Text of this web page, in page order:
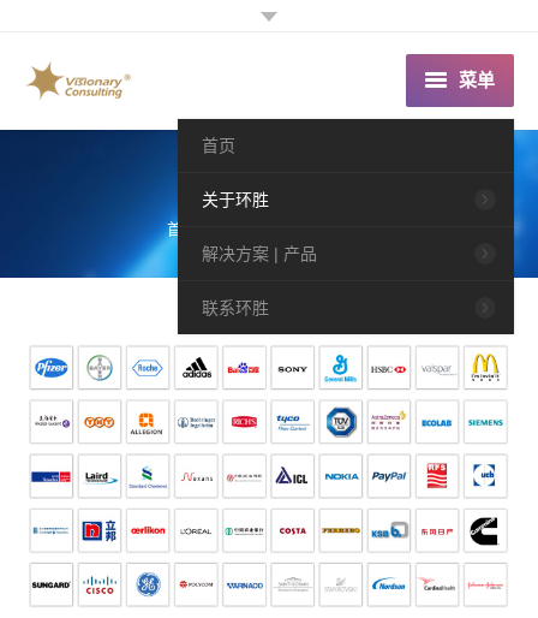
菜单
首页
关于环胜
解决方案 | 产品
联系环胜
环胜客户
首页